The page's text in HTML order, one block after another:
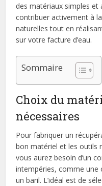
des matériaux simples et
contribuer activement à
naturelles tout en
sur votre facture d’eau.
Sommaire
Choix du
nécessaires
Pour fabriquer un
bon matériel et les outils
vous aurez besoin d’un
intempéries, comme une
un baril. L’idéal est de